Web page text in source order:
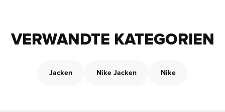
VERWANDTE KATEGORIEN
Jacken Nike Jacken Nike